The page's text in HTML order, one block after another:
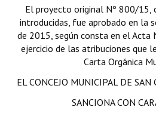
Mujeres que Dejaron Huellas -
Periodistas Decanos - Registro
Banca del Vecino - Registro
El proyecto original Nº 800/15,
introducidas, fue aprobado en la
de 2015, según consta en el Acta
ejercicio de las atribuciones que
Carta Orgánica
EL CONCEJO MUNICIPAL DE SAN
SANCIONA CON